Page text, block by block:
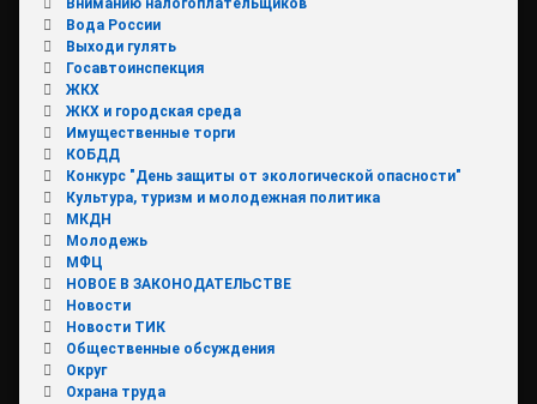
Вниманию налогоплательщиков
Вода России
Выходи гулять
Госавтоинспекция
ЖКХ
ЖКХ и городская среда
Имущественные торги
КОБДД
Конкурс "День защиты от экологической опасности"
Культура, туризм и молодежная политика
МКДН
Молодежь
МФЦ
НОВОЕ В ЗАКОНОДАТЕЛЬСТВЕ
Новости
Новости ТИК
Общественные обсуждения
Округ
Охрана труда